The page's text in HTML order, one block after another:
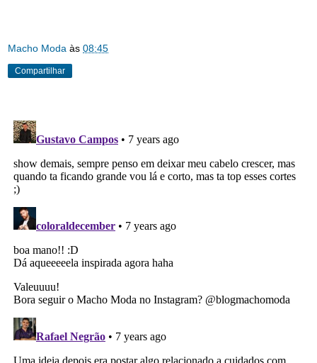
Macho Moda às 08:45
Compartilhar